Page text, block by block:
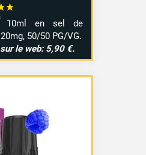
10ml en sel de
50/50 PG/VG.
le web: 5,90 €.